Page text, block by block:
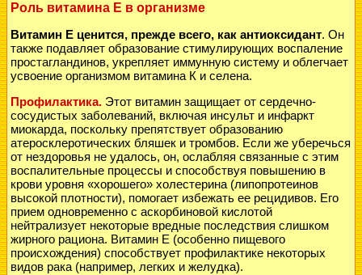
Роль витамина Е в организме
Витамин Е ценится, прежде всего, как антиоксидант. Он
также подавляет образование стимулирующих воспаление
простагландинов, укрепляет иммунную систему и облегчает
усвоение организмом витамина К и селена.
Профилактика. Этот витамин защищает от сердечно-
сосудистых заболеваний, включая инсульт и инфаркт
миокарда, поскольку препятствует образованию
атеросклеротических бляшек и тромбов. Если же уберечься
от нездоровья не удалось, он, ослабляя связанные с этим
воспалительные процессы и способствуя повышению в
крови уровня «хорошего» холестерина (липопротеинов
высокой плотности), помогает избежать ее рецидивов. Его
прием одновременно с аскорбиновой кислотой
нейтрализует некоторые вредные последствия слишком
жирного рациона. Витамин Е (особенно пищевого
происхождения) способствует профилактике некоторых
видов рака (например, легких и желудка).